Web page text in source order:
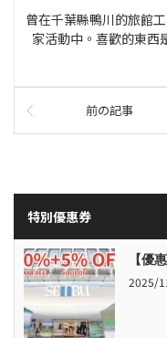
曾在千葉縣鴨川的旅館
家活動中。喜歡的東西
前の記事
特別優惠券
【優
2025/